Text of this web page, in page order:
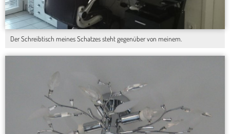
Der Schreibtisch meines Schatzes steht gegenüber von meinem.